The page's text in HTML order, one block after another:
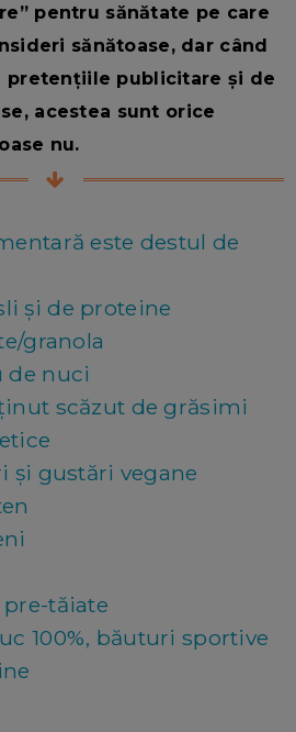
pentru sănătate pe care
sănătoase, dar când
pretențiile publicitare și de
acestea sunt orice
nu.
este destul de
și de proteine
granola
de nuci
scăzut de grăsimi
și gustări vegane
tăiate
100%, băuturi sportive